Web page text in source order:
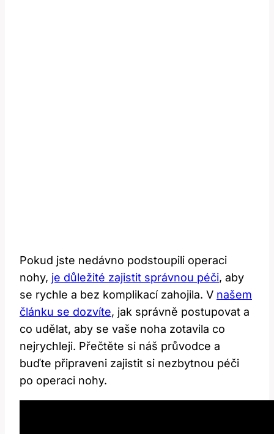
Pokud jste nedávno podstoupili operaci
nohy, je důležité zajistit správnou péči, aby
se rychle a bez komplikací zahojila. V našem
článku se dozvíte, jak správně postupovat a
co udělat, aby se vaše noha zotavila co
nejrychleji. Přečtěte si náš průvodce a
buďte připraveni zajistit si nezbytnou péči
po operaci nohy.